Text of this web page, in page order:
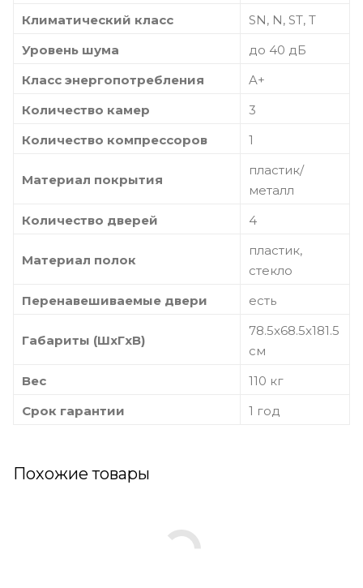
Климатический класс
SN, N, ST, T
Уровень шума
до 40 дБ
Класс энергопотребления
A+
Количество камер
3
Количество компрессоров
1
Материал покрытия
пластик/
металл
Количество дверей
4
Материал полок
пластик,
стекло
Перенавешиваемые двери
есть
Габариты (ШxГxВ)
78.5x68.5x181.5
см
Вес
110 кг
Срок гарантии
1 год
Похожие товары